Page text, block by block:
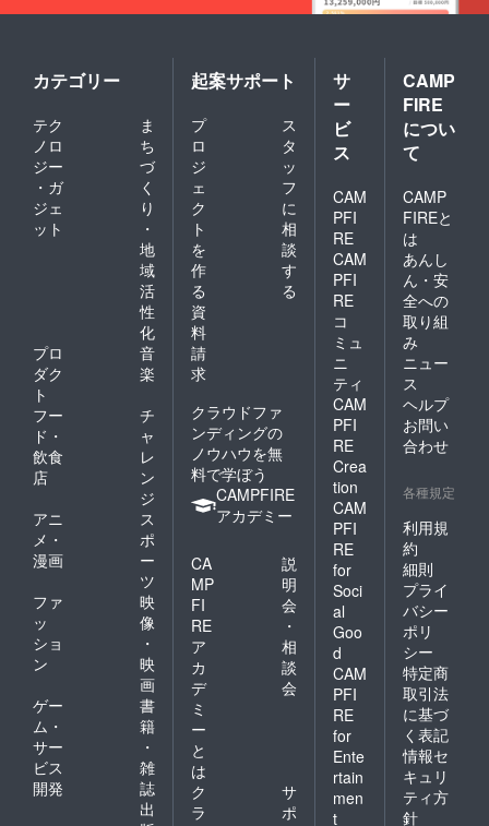
カテゴリー
テク
ノロ
ジー
・ガ
ジェ
ット
ま
ち
づ
く
り
・
地
域
活
性
化
プロ
ダク
ト
音
楽
フー
ド・
飲食
店
チ
ャ
レ
ン
ジ
アニ
メ・
漫画
ス
ポ
ー
ツ
ファ
ッ
ショ
ン
映
像
・
映
画
ゲー
ム・
サー
ビス
開発
書
籍
・
雑
誌
出
起案サポート
プ
ロ
ジ
ェ
ク
ト
を
作
る
ス
タ
ッ
フ
に
相
談
す
る
資
料
請
求
クラウドファ
ンディングの
ノウハウを無
料で学ぼう
CAMPFIRE
アカデミー
CA
MP
FI
RE
ア
カ
デ
ミ
ー
と
は
説
明
会
・
相
談
会
ク
ラ
サ
ポ
サ
ー
ビ
ス
CAM
PFI
RE
CAM
PFI
RE
コ
ミュ
ニ
ティ
CAM
PFI
RE
Crea
tion
CAM
PFI
RE
for
Soci
al
Goo
d
CAM
PFI
RE
for
Ente
rtain
men
t
CAMP
FIRE
につい
て
CAMP
FIREと
は
あんし
ん・安
全への
取り組
み
ニュー
ス
ヘルプ
お問い
合わせ
各種規定
利用規
約
細則
プライ
バシー
ポリ
シー
特定商
取引法
に基づ
く表記
情報セ
キュリ
ティ方
針